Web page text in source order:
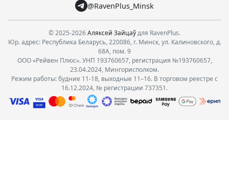
@RavenPlus_Minsk
© 2025-2026Аляксей Зайцаўдля RavenPlus.
Юр. адрес: Республика Беларусь, 220086, г. Минск, ул. Калиновского, д.
68А, пом. 9
ООО «Рейвен Плюс». УНП 193760657, регистрация №193760657,
23.04.2024, Мингорисполком.
Режим работы: будние 11-18, выходные 11–16. В торговом реестре с
16.12.2024, № регистрации 737351.